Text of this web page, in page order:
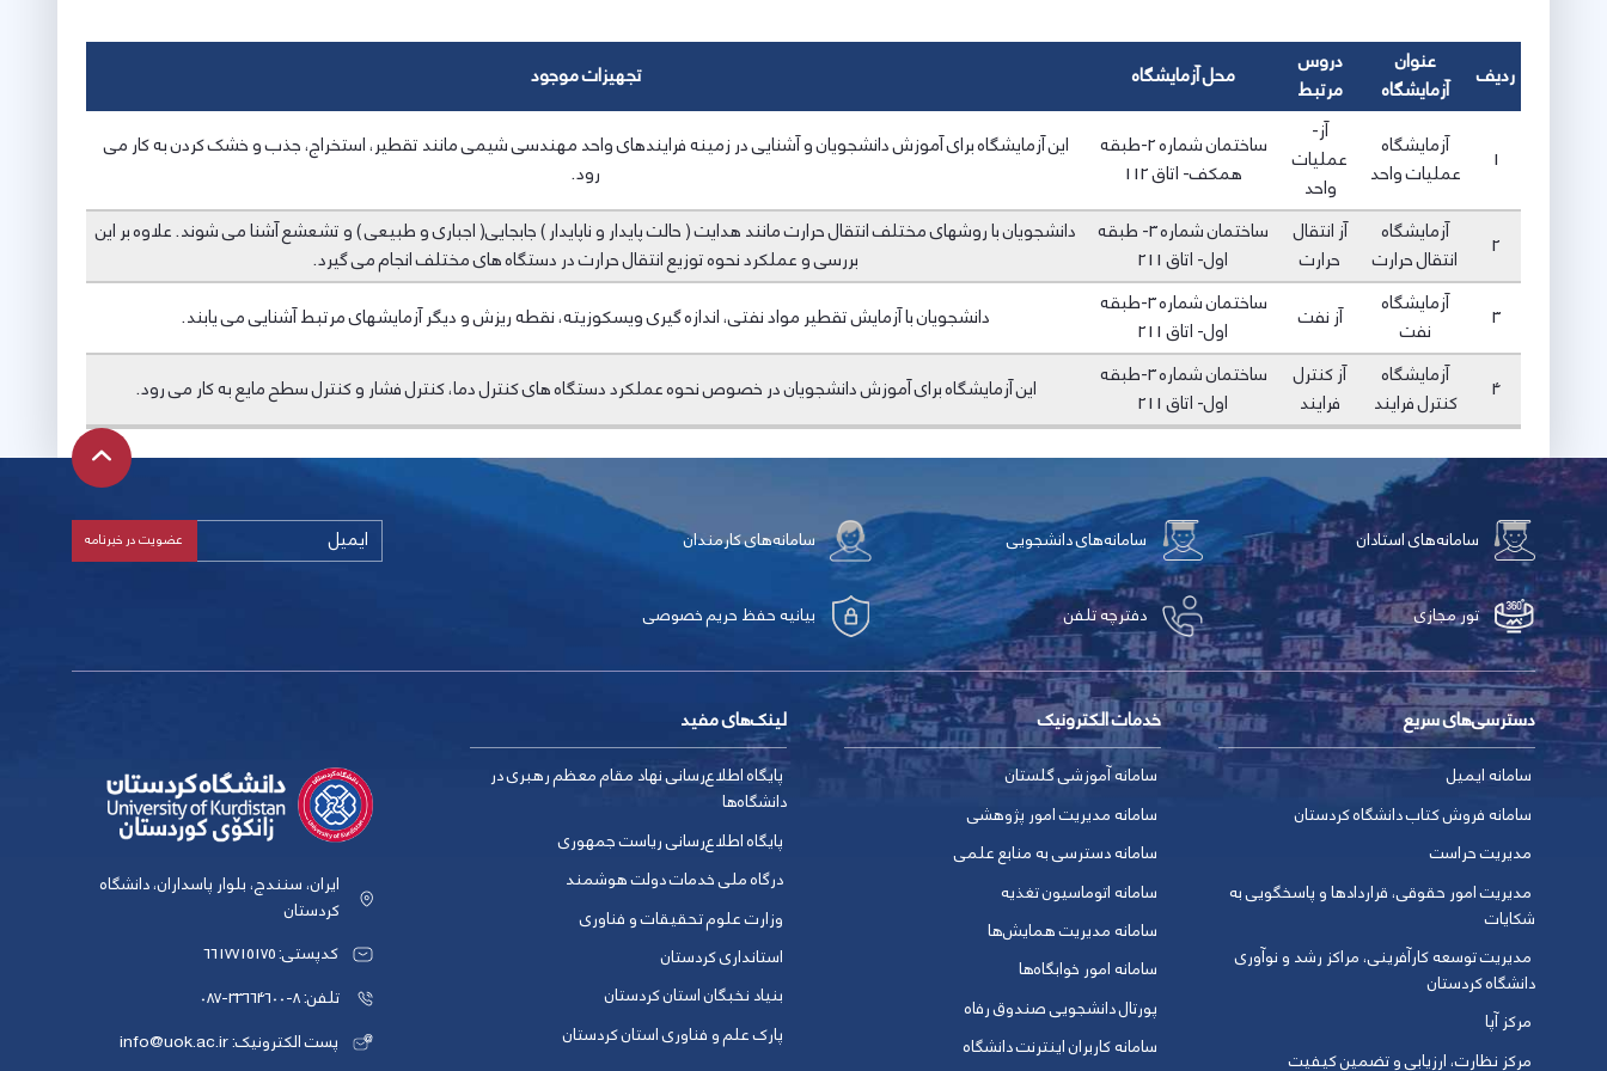
ردیف
عنوان
آزمایشگاه
دروس
مرتبط
محل آزمایشگاه تجهیزات موجود
1
آزمایشگاه
عملیات واحد
آز-
عملیات
واحد
ساختمان شماره 2-طبقه
همکف- اتاق 112
این آزمایشگاه‌ برای آموزش دانشجویان و آشنایی در زمینه فرایندهای واحد مهندسی شیمی مانند تقطیر، استخراج، جذب و خشک کردن به کار می
رود.
2
آزمایشگاه
انتقال حرارت
آز انتقال
حرارت
ساختمان شماره 3- طبقه
اول- اتاق 211
دانشجویان با روشهای مختلف انتقال حرارت مانند هدایت ( حالت پایدار و ناپایدار ) جابجایی( اجباری و طبیعی ) و تشعشع آشنا می شوند. علاوه بر این
بررسی و عملکرد نحوه توزیع انتقال حرارت در دستگاه های مختلف انجام می گیرد.
3
آزمایشگاه
نفت
آز نفت
ساختمان شماره 3-طبقه
اول- اتاق 211
دانشجویان با آزمایش تقطیر مواد نفتی، اندازه گیری ویسکوزیته، نقطه ریزش و دیگر آزمایشهای مرتبط آشنایی می یابند.
4
آزمایشگاه
کنترل فرایند
آز کنترل
فرایند
ساختمان شماره 3-طبقه
اول- اتاق 211
این آزمایشگاه برای آموزش دانشجویان در خصوص نحوه عملکرد دستگاه های کنترل دما، کنترل فشار و کنترل سطح مایع به کار می رود.
سامانه‌های استادان سامانه‌های دانشجویی سامانه‌های کارمندان
تور مجازی دفترچه تلفن بیانیه حفظ حریم خصوصی
دسترسی‌های سریع
سامانه ایمیل
سامانه فروش کتاب دانشگاه کردستان
مدیریت حراست
مدیریت امور حقوقی، قراردادها و پاسخگویی به
شکایات
مدیریت توسعه کارآفرینی، مراکز رشد و نوآوری
دانشگاه کردستان
مرکز آپا
مرکز نظارت، ارزیابی و تضمین کیفیت
خدمات الکترونیک
سامانه آموزشی گلستان
سامانه مدیریت امور پژوهشی
سامانه دسترسی به منابع علمی
سامانه اتوماسیون تغذیه
سامانه مدیریت همایش‌ها
سامانه امور خوابگاه‌ها
پورتال دانشجویی صندوق رفاه
سامانه کاربران اینترنت دانشگاه
لینک‌های مفید
پایگاه اطلاع‌رسانی نهاد مقام معظم رهبری در
دانشگاه‌ها
پایگاه اطلاع‌رسانی ریاست جمهوری
درگاه ملی خدمات دولت هوشمند
وزارت علوم تحقیقات و فناوری
استانداری کردستان
بنیاد نخبگان استان کردستان
پارک علم و فناوری استان کردستان
ایران، سنندج، بلوار پاسداران، دانشگاه
کردستان
کدپستی: 6617715175
تلفن: 8-33664600-087
پست الکترونیک: info@uok.ac.ir